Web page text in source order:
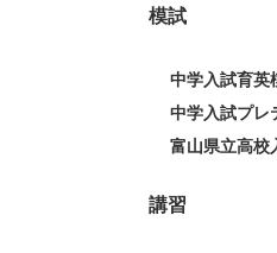
模試
中学入試育英
中学入試プレ
富山県立高校
講習